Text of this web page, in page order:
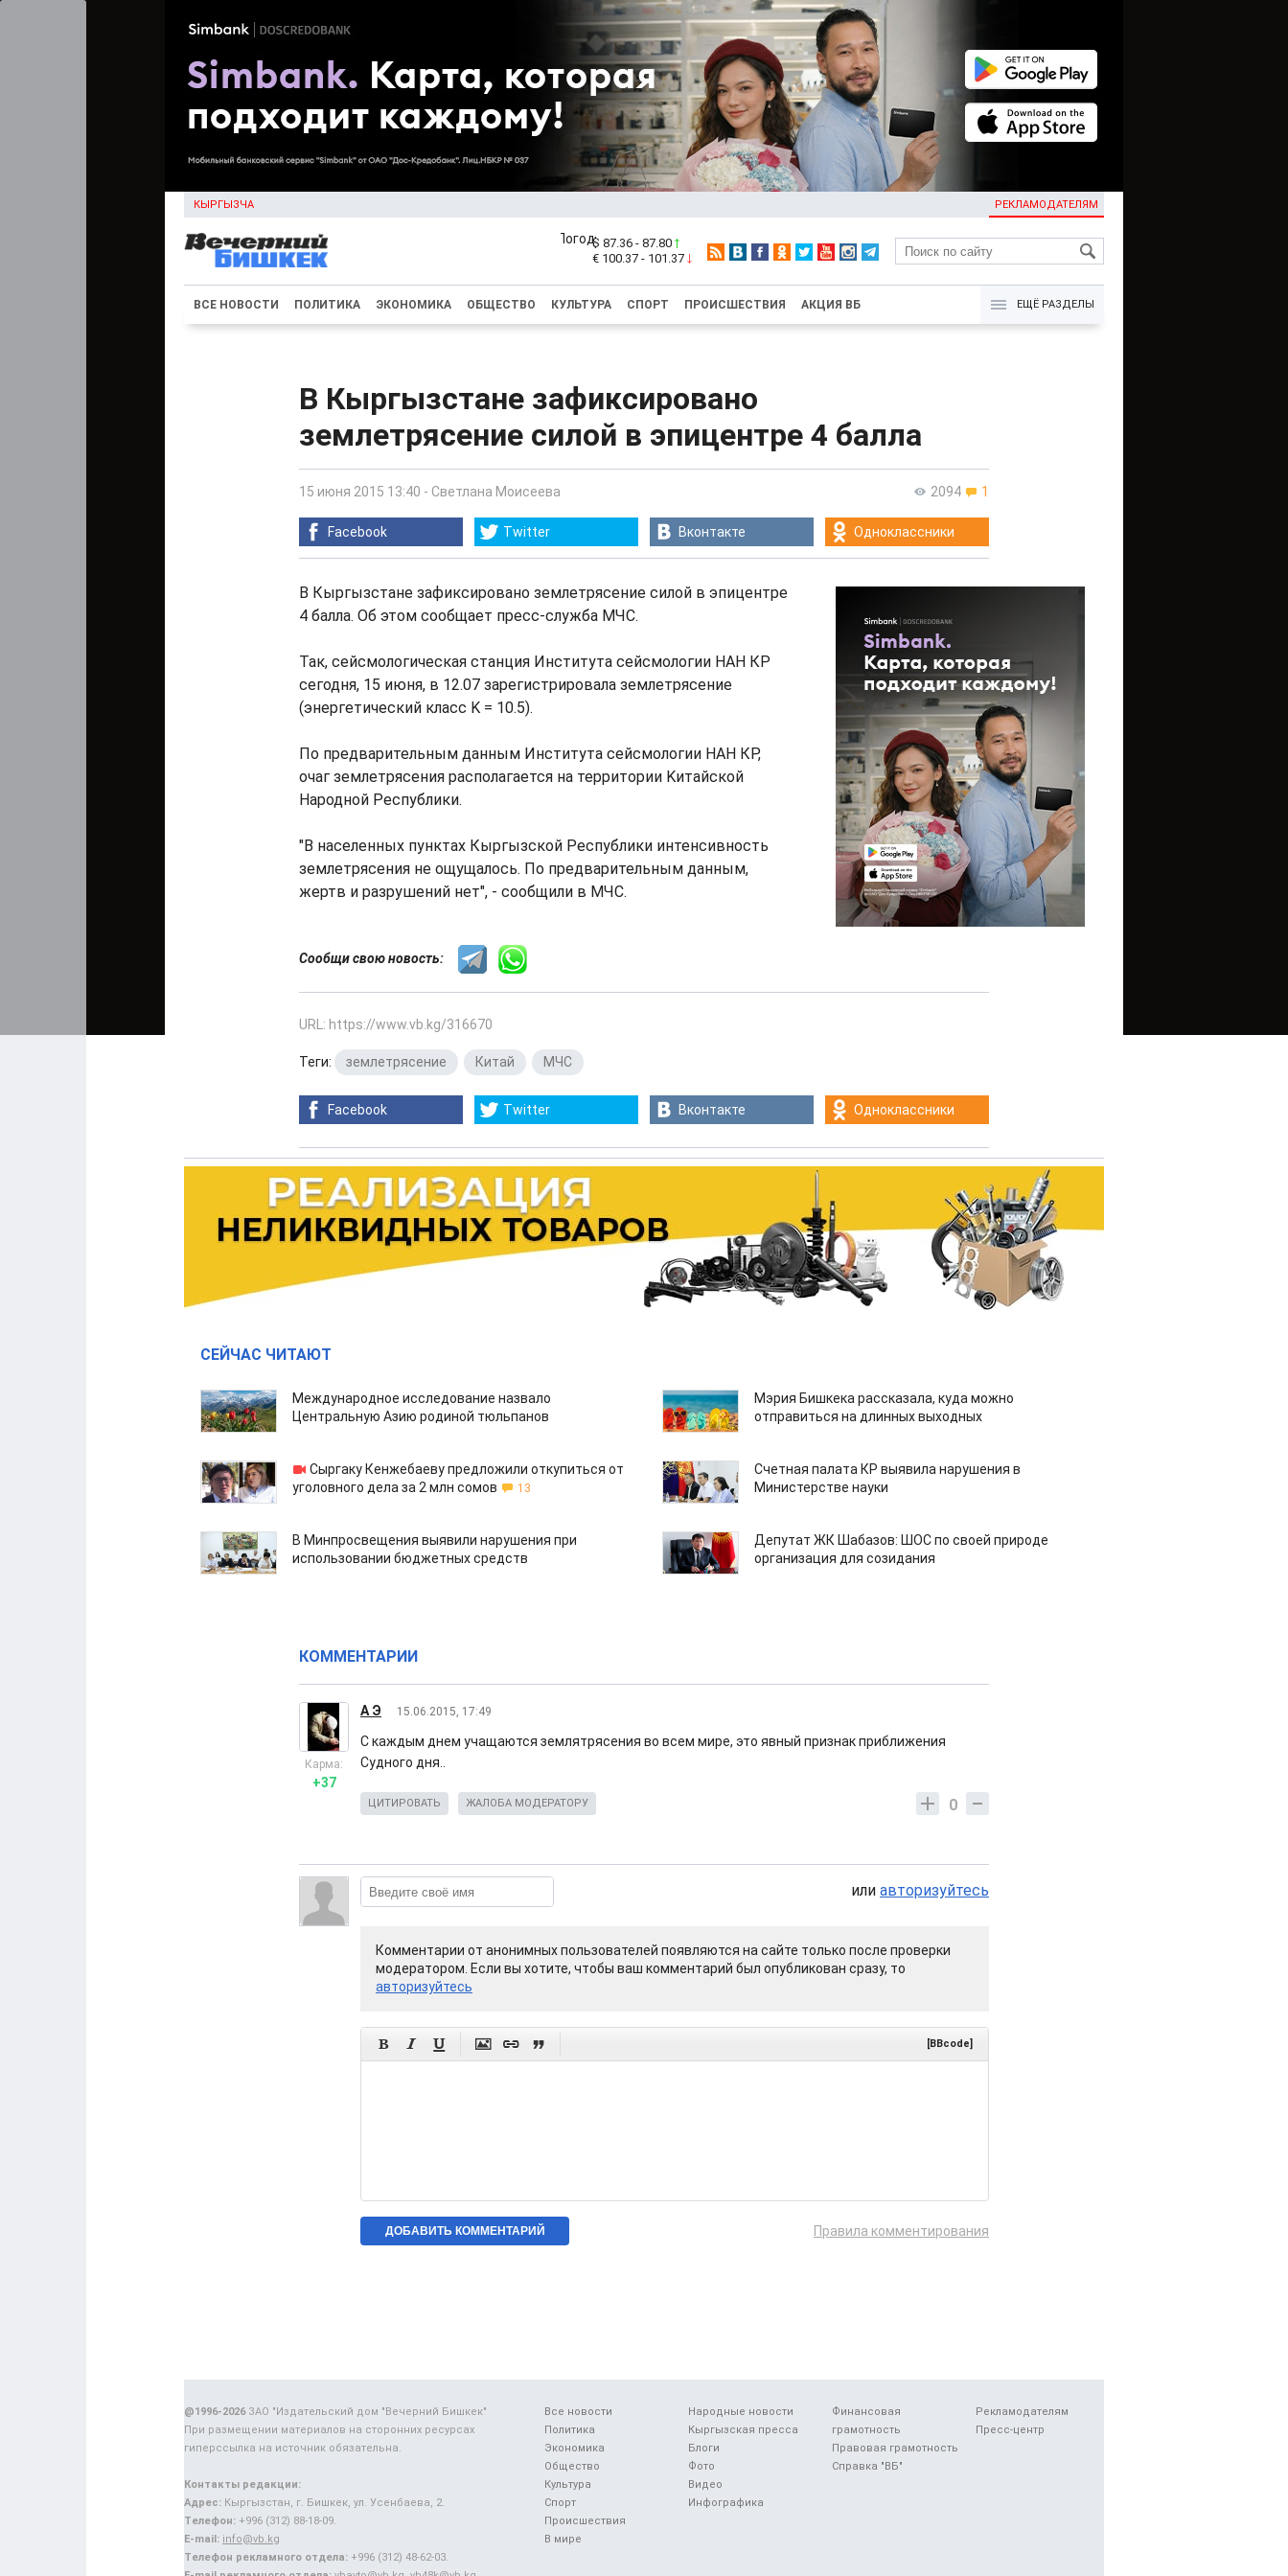
КЫРГЫЗЧА РЕКЛАМОДАТЕЛЯМ
KG
$ 87.36 - 87.80
€ 100.37 - 101.37
ВСЕ НОВОСТИ ПОЛИТИКА ЭКОНОМИКА ОБЩЕСТВО КУЛЬТУРА СПОРТ ПРОИСШЕСТВИЯ АКЦИЯ ВБ ЕЩЁ РАЗДЕЛЫ
В Кыргызстане зафиксировано
землетрясение силой в эпицентре 4 балла
2094 1
15 июня 2015 13:40 - Светлана Моисеева
Facebook Twitter Вконтакте Одноклассники
В Кыргызстане зафиксировано землетрясение силой в эпицентре
4 балла. Об этом сообщает пресс-служба МЧС.
Так, сейсмологическая станция Института сейсмологии НАН КР
сегодня, 15 июня, в 12.07 зарегистрировала землетрясение
(энергетический класс K = 10.5).
По предварительным данным Института сейсмологии НАН КР,
очаг землетрясения располагается на территории Kитайской
Народной Республики.
"В населенных пунктах Кыргызской Республики интенсивность
землетрясения не ощущалось. По предварительным данным,
жертв и разрушений нет", - сообщили в МЧС.
Сообщи свою новость:
URL: https://www.vb.kg/316670
Теги: землетрясение Китай МЧС
Facebook Twitter Вконтакте Одноклассники
СЕЙЧАС ЧИТАЮТ
Международное исследование назвало
Центральную Азию родиной тюльпанов
Мэрия Бишкека рассказала, куда можно
отправиться на длинных выходных
Сыргаку Кенжебаеву предложили откупиться от
уголовного дела за 2 млн сомов
13
Счетная палата КР выявила нарушения в
Министерстве науки
В Минпросвещения выявили нарушения при
использовании бюджетных средств
Депутат ЖК Шабазов: ШОС по своей природе
организация для созидания
КОММЕНТАРИИ
А Э 15.06.2015, 17:49
Карма:
+37
С каждым днем учащаются землятрясения во всем мире, это явный признак приближения
Судного дня..
0
ЦИТИРОВАТЬ ЖАЛОБА МОДЕРАТОРУ
или авторизуйтесь
Комментарии от анонимных пользователей появляются на сайте только после проверки
модератором. Если вы хотите, чтобы ваш комментарий был опубликован сразу, то
авторизуйтесь
      [BBcode]
Правила комментирования
Все новости
Политика
Экономика
Общество
Культура
Спорт
Происшествия
В мире
Народные новости
Кыргызская пресса
Блоги
Фото
Видео
Инфографика
Финансовая
грамотность
Правовая грамотность
Справка "ВБ"
Рекламодателям
Пресс-центр
@1996-2026ЗАО "Издательский дом "Вечерний Бишкек"
При размещении материалов на сторонних ресурсах
гиперссылка на источник обязательна.
Контакты редакции:
Адрес: Кыргызстан, г. Бишкек, ул. Усенбаева, 2.
Телефон: +996 (312) 88-18-09.
E-mail: info@vb.kg
Телефон рекламного отдела: +996 (312) 48-62-03.